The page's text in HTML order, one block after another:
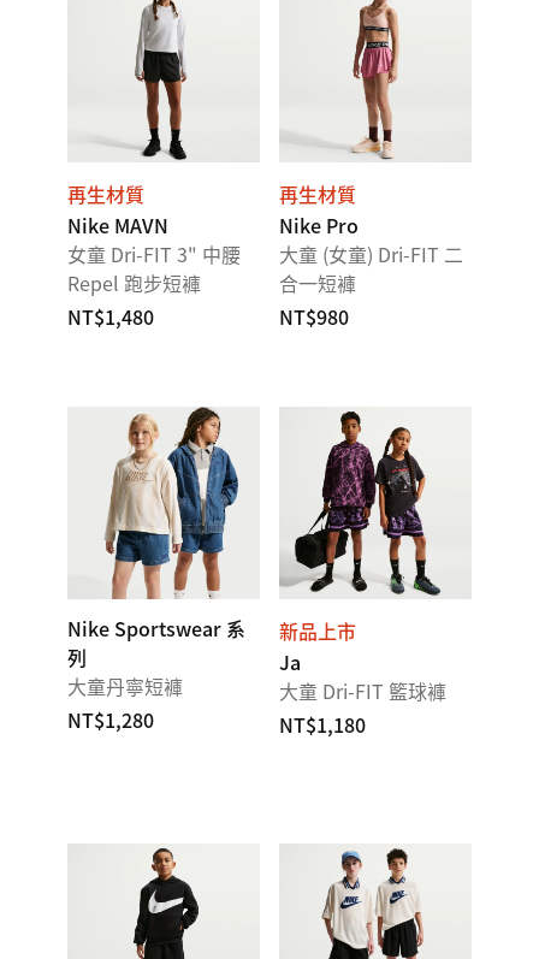
再生材質
Nike MAVN
女童 Dri-FIT 3" 中腰
Repel 跑步短褲
NT$1,480
再生材質
Nike Pro
大童 (女童) Dri-FIT 二
合一短褲
NT$980
Nike Sportswear 系
列
大童丹寧短褲
NT$1,280
新品上市
Ja
大童 Dri-FIT 籃球褲
NT$1,180